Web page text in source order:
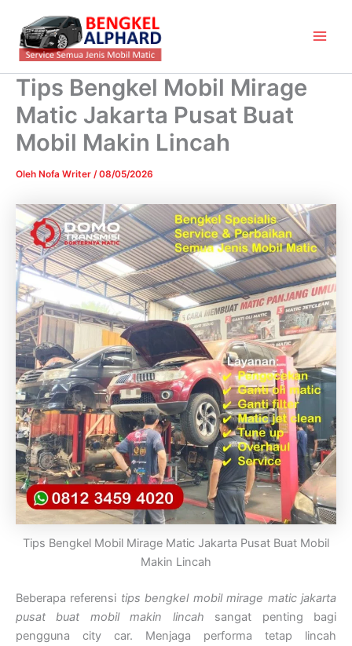
konten
Tips Bengkel Mobil Mirage
Matic Jakarta Pusat Buat
Mobil Makin Lincah
Oleh Nofa Writer /08/05/2026
Tips Bengkel Mobil Mirage Matic Jakarta Pusat Buat Mobil
Makin Lincah
Beberapa referensi tips bengkel mobil mirage matic jakarta
pusat buat mobil makin lincah sangat penting bagi
pengguna city car. Menjaga performa tetap lincah